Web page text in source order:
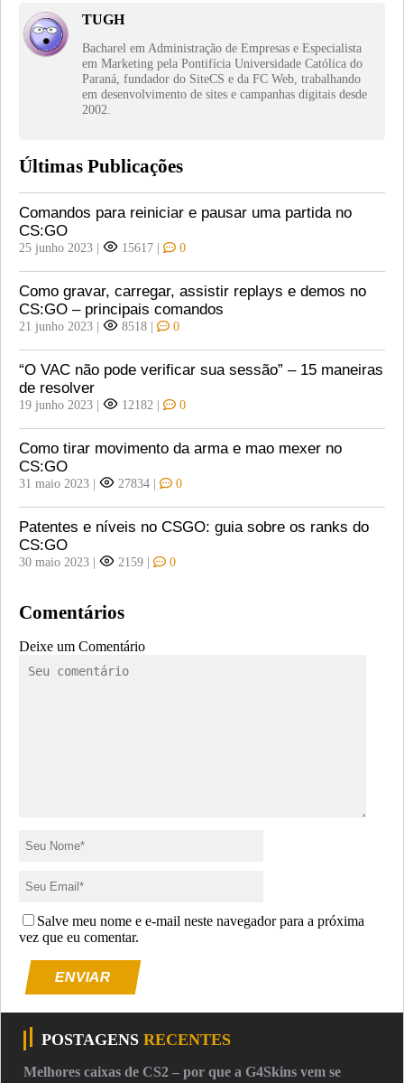
TUGH
Bacharel em Administração de Empresas e Especialista
em Marketing pela Pontifícia Universidade Católica do
Paraná, fundador do SiteCS e da FC Web, trabalhando
em desenvolvimento de sites e campanhas digitais desde
2002.
Últimas Publicações
Comandos para reiniciar e pausar uma partida no
CS:GO
25 junho 2023 | 15617 | 0
Como gravar, carregar, assistir replays e demos no
CS:GO – principais comandos
21 junho 2023 | 8518 | 0
“O VAC não pode verificar sua sessão” – 15 maneiras
de resolver
19 junho 2023 | 12182 | 0
Como tirar movimento da arma e mao mexer no
CS:GO
31 maio 2023 | 27834 | 0
Patentes e níveis no CSGO: guia sobre os ranks do
CS:GO
30 maio 2023 | 2159 | 0
Comentários
Deixe um Comentário
Salve meu nome e e-mail neste navegador para a próxima
vez que eu comentar.
ENVIAR
POSTAGENS RECENTES
Melhores caixas de CS2 – por que a G4Skins vem se